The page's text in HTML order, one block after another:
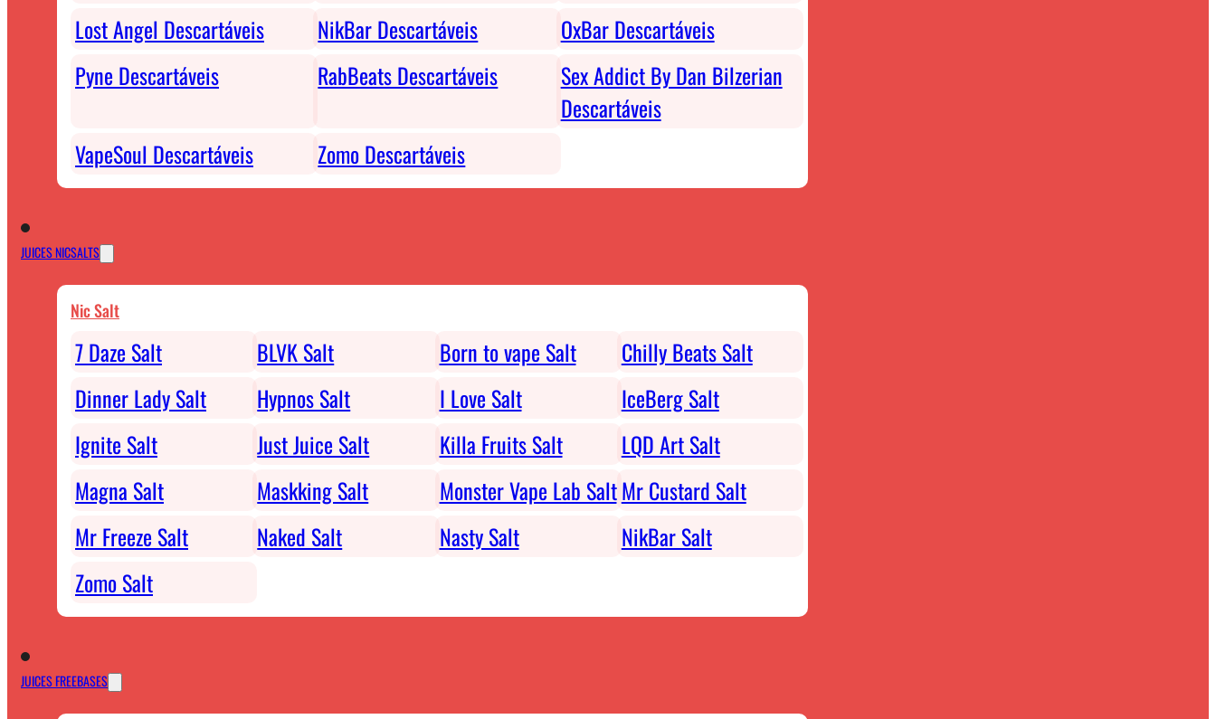
Lost Angel Descartáveis
NikBar Descartáveis
OxBar Descartáveis
Pyne Descartáveis
RabBeats Descartáveis
Sex Addict By Dan Bilzerian
Descartáveis
VapeSoul Descartáveis
Zomo Descartáveis
JUICES NICSALTS
Nic Salt
7 Daze Salt BLVK Salt Born to vape Salt
Chilly Beats Salt
Dinner Lady Salt
Hypnos Salt I Love Salt
IceBerg Salt
Ignite Salt
Just Juice Salt Killa Fruits Salt
LQD Art Salt
Magna Salt
Maskking Salt Monster Vape Lab SaltMr Custard Salt
Mr Freeze Salt
Naked Salt Nasty Salt
NikBar Salt
Zomo Salt
JUICES FREEBASES